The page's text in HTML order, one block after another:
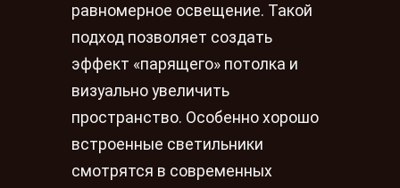
равномерное освещение. Такой
подход позволяет создать
эффект «парящего» потолка и
визуально увеличить
пространство. Особенно хорошо
встроенные светильники
смотрятся в современных